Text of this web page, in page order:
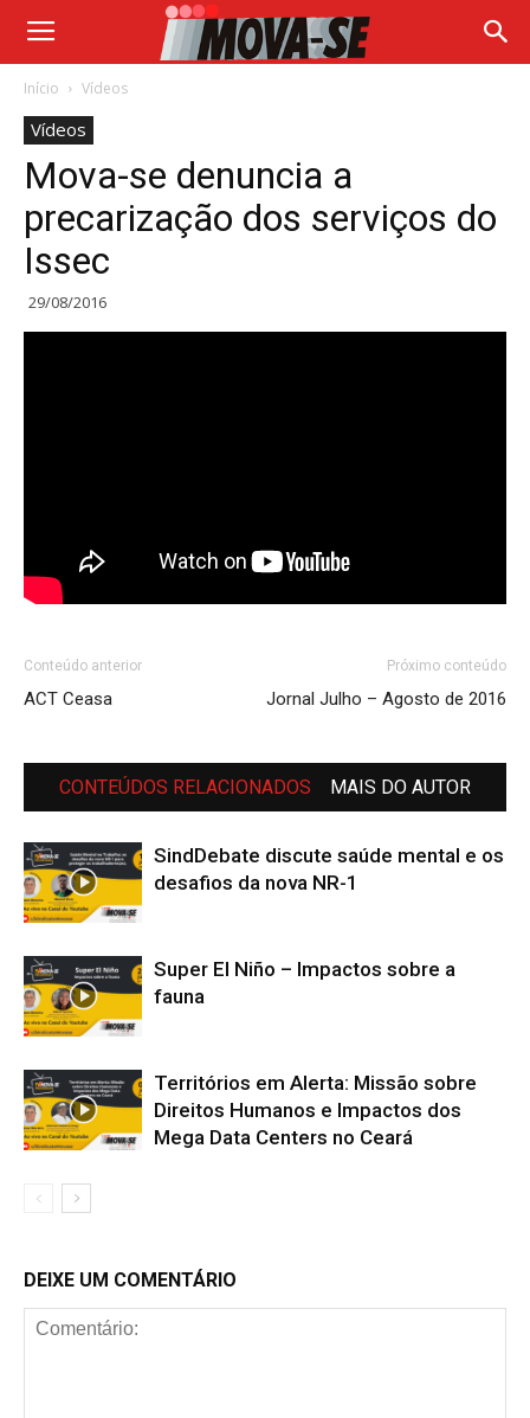
Início Vídeos
Vídeos
Mova-se denuncia a
precarização dos serviços do
Issec
29/08/2016
Conteúdo anterior
ACT Ceasa
Próximo conteúdo
Jornal Julho – Agosto de 2016
CONTEÚDOS RELACIONADOS MAIS DO AUTOR
SindDebate discute saúde mental e os
desafios da nova NR-1
Super El Niño – Impactos sobre a
fauna
Territórios em Alerta: Missão sobre
Direitos Humanos e Impactos dos
Mega Data Centers no Ceará
DEIXE UM COMENTÁRIO